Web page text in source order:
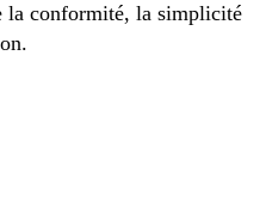
la conformité, la simplicité